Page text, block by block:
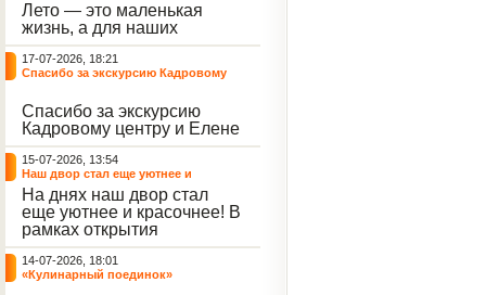
игры выступил наш
воспитанник - Константин
Н., который по праву носит
звание самого читающего
и эрудированного
участника наших
мероприятий.
Лето — это маленькая
жизнь, а для наших
воспитанниц оно
наполнено открытиями. В
один из теплых дней мы
пластилин, книги и конечно
же телефоны, чтобы
отправиться на небольшую
цветочную охоту в
ближайший луг.
17-07-2026, 18:21
Спасибо за экскурсию Кадровому
Спасибо за экскурсию
Кадровому центру и Елене
Романовне за тёплую
встречу.
15-07-2026, 13:54
Наш двор стал еще уютнее и
красочнее!
На днях наш двор стал
еще уютнее и красочнее! В
рамках открытия
Социальной гостиной
нашего Центра, перед
воспитанниками была
14-07-2026, 18:01
«Кулинарный поединок»